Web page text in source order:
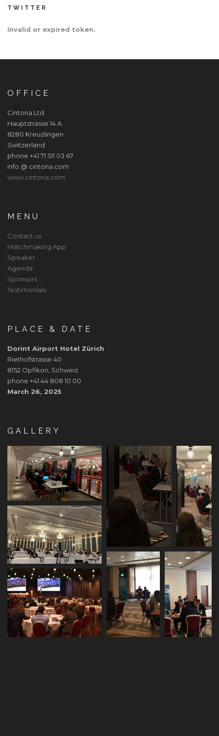
TWITTER
Invalid or expired token.
OFFICE
Cintona Ltd.
Hauptstrasse 14 A
8280 Kreuzlingen
Switzerland
phone +41 71 511 03 67
info @ cintona.com
www.cintona.com
MENU
Contact us
Matchmaking App
Speaker
Agenda
Sponsors
Testimonials
PLACE & DATE
Dorint Airport Hotel Zürich
Riethofstrasse 40
8152 Opfikon, Schweiz
phone +41 44 808 10 00
March 26, 2025
GALLERY